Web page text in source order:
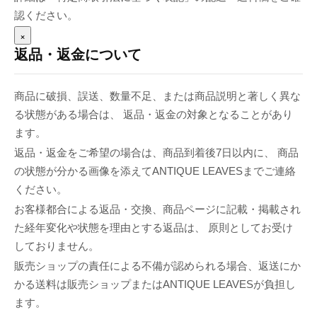
認ください。
×
返品・返金について
商品に破損、誤送、数量不足、または商品説明と著しく異な
る状態がある場合は、 返品・返金の対象となることがあり
ます。
返品・返金をご希望の場合は、商品到着後7日以内に、 商品
の状態が分かる画像を添えてANTIQUE LEAVESまでご連絡
ください。
お客様都合による返品・交換、商品ページに記載・掲載され
た経年変化や状態を理由とする返品は、 原則としてお受け
しておりません。
販売ショップの責任による不備が認められる場合、返送にか
かる送料は販売ショップまたはANTIQUE LEAVESが負担し
ます。